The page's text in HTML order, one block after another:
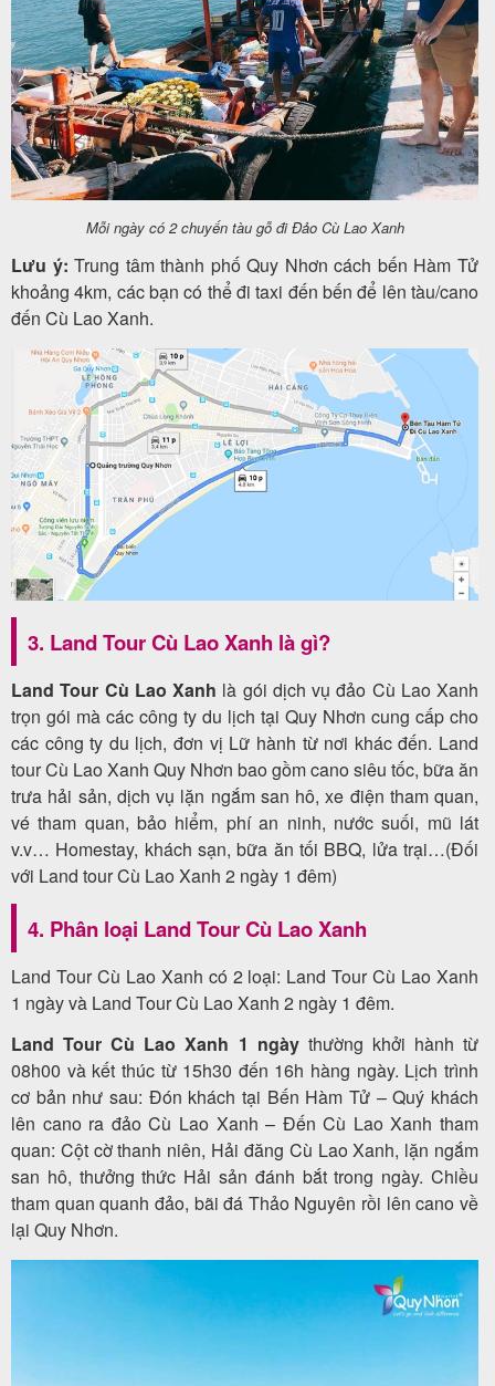
Mỗi ngày có 2 chuyến tàu gỗ đi Đảo Cù Lao Xanh
Lưu ý: Trung tâm thành phố Quy Nhơn cách bến Hàm Tử
khoảng 4km, các bạn có thể đi taxi đến bến để lên tàu/cano
đến Cù Lao Xanh.
3. Land Tour Cù Lao Xanh là gì?
Land Tour Cù Lao Xanh là gói dịch vụ đảo Cù Lao Xanh
trọn gói mà các công ty du lịch tại Quy Nhơn cung cấp cho
các công ty du lịch, đơn vị Lữ hành từ nơi khác đến. Land
tour Cù Lao Xanh Quy Nhơn bao gồm cano siêu tốc, bữa ăn
trưa hải sản, dịch vụ lặn ngắm san hô, xe điện tham quan,
vé tham quan, bảo hiểm, phí an ninh, nước suối, mũ lát
v.v… Homestay, khách sạn, bữa ăn tối BBQ, lửa trại…(Đối
với Land tour Cù Lao Xanh 2 ngày 1 đêm)
4. Phân loại Land Tour Cù Lao Xanh
Land Tour Cù Lao Xanh có 2 loại: Land Tour Cù Lao Xanh
1 ngày và Land Tour Cù Lao Xanh 2 ngày 1 đêm.
Land Tour Cù Lao Xanh 1 ngàythường khởi hành từ
08h00 và kết thúc từ 15h30 đến 16h hàng ngày. Lịch trình
cơ bản như sau: Đón khách tại Bến Hàm Tử – Quý khách
lên cano ra đảo Cù Lao Xanh – Đến Cù Lao Xanh tham
quan: Cột cờ thanh niên, Hải đăng Cù Lao Xanh, lặn ngắm
san hô, thưởng thức Hải sản đánh bắt trong ngày. Chiều
tham quan quanh đảo, bãi đá Thảo Nguyên rồi lên cano về
lại Quy Nhơn.